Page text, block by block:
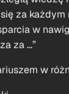
i
z
za każdym
w